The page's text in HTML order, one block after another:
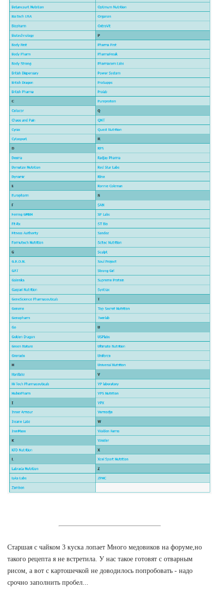
Старшая с чайком 3 куска лопает Много медовиков на форуме,но
такого рецепта я не встретила. У нас такое готовят с отварным
рисом, а вот с картошечкой не доводилось попробовать - надо
срочно заполнить пробел...